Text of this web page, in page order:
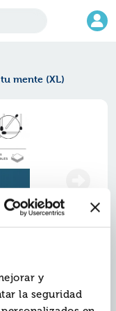
y
la seguridad
mente (XL)